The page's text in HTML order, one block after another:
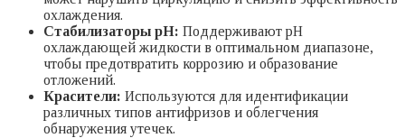
охлаждения.
Стабилизаторы pH: Поддерживают pH
охлаждающей жидкости в оптимальном диапазоне,
чтобы предотвратить коррозию и образование
отложений.
Красители: Используются для идентификации
различных типов антифризов и облегчения
обнаружения утечек.